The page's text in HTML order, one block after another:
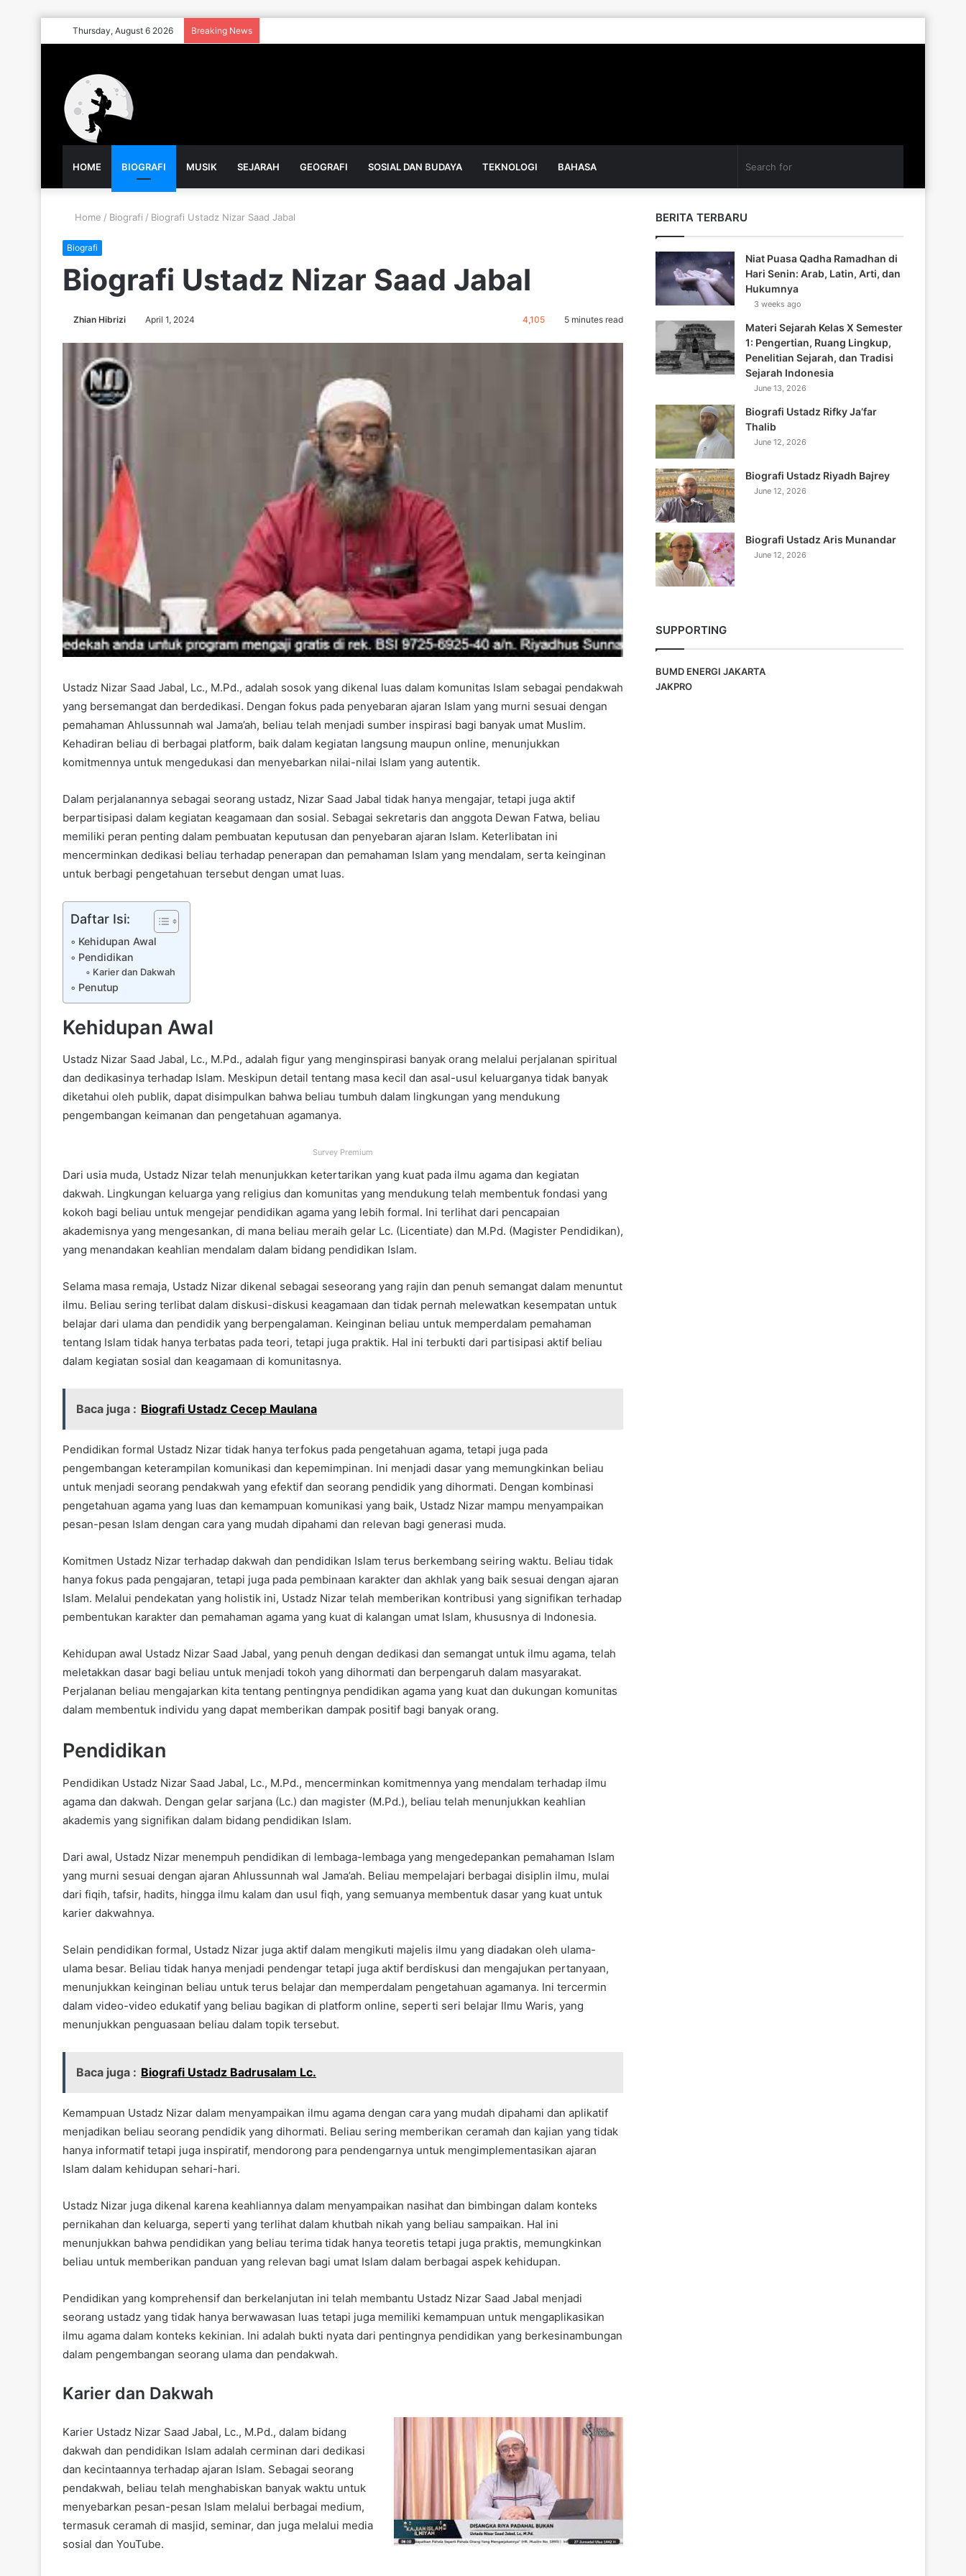
Thursday, August 6 2026 Breaking News
HOME BIOGRAFI MUSIK SEJARAH GEOGRAFI SOSIAL DAN BUDAYA TEKNOLOGI BAHASA
Home / Biografi / Biografi Ustadz Nizar Saad Jabal
Biografi
Biografi Ustadz Nizar Saad Jabal
Zhian Hibrizi April 1, 2024 4,105 5 minutes read
Ustadz Nizar Saad Jabal, Lc., M.Pd., adalah sosok yang dikenal luas dalam komunitas Islam sebagai pendakwah
yang bersemangat dan berdedikasi. Dengan fokus pada penyebaran ajaran Islam yang murni sesuai dengan
pemahaman Ahlussunnah wal Jama’ah, beliau telah menjadi sumber inspirasi bagi banyak umat Muslim.
Kehadiran beliau di berbagai platform, baik dalam kegiatan langsung maupun online, menunjukkan
komitmennya untuk mengedukasi dan menyebarkan nilai-nilai Islam yang autentik.
Dalam perjalanannya sebagai seorang ustadz, Nizar Saad Jabal tidak hanya mengajar, tetapi juga aktif
berpartisipasi dalam kegiatan keagamaan dan sosial. Sebagai sekretaris dan anggota Dewan Fatwa, beliau
memiliki peran penting dalam pembuatan keputusan dan penyebaran ajaran Islam. Keterlibatan ini
mencerminkan dedikasi beliau terhadap penerapan dan pemahaman Islam yang mendalam, serta keinginan
untuk berbagi pengetahuan tersebut dengan umat luas.
Daftar Isi:
Kehidupan Awal
Pendidikan
Karier dan Dakwah
Penutup
Kehidupan Awal
Ustadz Nizar Saad Jabal, Lc., M.Pd., adalah figur yang menginspirasi banyak orang melalui perjalanan spiritual
dan dedikasinya terhadap Islam. Meskipun detail tentang masa kecil dan asal-usul keluarganya tidak banyak
diketahui oleh publik, dapat disimpulkan bahwa beliau tumbuh dalam lingkungan yang mendukung
pengembangan keimanan dan pengetahuan agamanya.
Survey Premium
Dari usia muda, Ustadz Nizar telah menunjukkan ketertarikan yang kuat pada ilmu agama dan kegiatan
dakwah. Lingkungan keluarga yang religius dan komunitas yang mendukung telah membentuk fondasi yang
kokoh bagi beliau untuk mengejar pendidikan agama yang lebih formal. Ini terlihat dari pencapaian
akademisnya yang mengesankan, di mana beliau meraih gelar Lc. (Licentiate) dan M.Pd. (Magister Pendidikan),
yang menandakan keahlian mendalam dalam bidang pendidikan Islam.
Selama masa remaja, Ustadz Nizar dikenal sebagai seseorang yang rajin dan penuh semangat dalam menuntut
ilmu. Beliau sering terlibat dalam diskusi-diskusi keagamaan dan tidak pernah melewatkan kesempatan untuk
belajar dari ulama dan pendidik yang berpengalaman. Keinginan beliau untuk memperdalam pemahaman
tentang Islam tidak hanya terbatas pada teori, tetapi juga praktik. Hal ini terbukti dari partisipasi aktif beliau
dalam kegiatan sosial dan keagamaan di komunitasnya.
Baca juga : Biografi Ustadz Cecep Maulana
Pendidikan formal Ustadz Nizar tidak hanya terfokus pada pengetahuan agama, tetapi juga pada
pengembangan keterampilan komunikasi dan kepemimpinan. Ini menjadi dasar yang memungkinkan beliau
untuk menjadi seorang pendakwah yang efektif dan seorang pendidik yang dihormati. Dengan kombinasi
pengetahuan agama yang luas dan kemampuan komunikasi yang baik, Ustadz Nizar mampu menyampaikan
pesan-pesan Islam dengan cara yang mudah dipahami dan relevan bagi generasi muda.
Komitmen Ustadz Nizar terhadap dakwah dan pendidikan Islam terus berkembang seiring waktu. Beliau tidak
hanya fokus pada pengajaran, tetapi juga pada pembinaan karakter dan akhlak yang baik sesuai dengan ajaran
Islam. Melalui pendekatan yang holistik ini, Ustadz Nizar telah memberikan kontribusi yang signifikan terhadap
pembentukan karakter dan pemahaman agama yang kuat di kalangan umat Islam, khususnya di Indonesia.
Kehidupan awal Ustadz Nizar Saad Jabal, yang penuh dengan dedikasi dan semangat untuk ilmu agama, telah
meletakkan dasar bagi beliau untuk menjadi tokoh yang dihormati dan berpengaruh dalam masyarakat.
Perjalanan beliau mengajarkan kita tentang pentingnya pendidikan agama yang kuat dan dukungan komunitas
dalam membentuk individu yang dapat memberikan dampak positif bagi banyak orang.
Pendidikan
Pendidikan Ustadz Nizar Saad Jabal, Lc., M.Pd., mencerminkan komitmennya yang mendalam terhadap ilmu
agama dan dakwah. Dengan gelar sarjana (Lc.) dan magister (M.Pd.), beliau telah menunjukkan keahlian
akademis yang signifikan dalam bidang pendidikan Islam.
Dari awal, Ustadz Nizar menempuh pendidikan di lembaga-lembaga yang mengedepankan pemahaman Islam
yang murni sesuai dengan ajaran Ahlussunnah wal Jama’ah. Beliau mempelajari berbagai disiplin ilmu, mulai
dari fiqih, tafsir, hadits, hingga ilmu kalam dan usul fiqh, yang semuanya membentuk dasar yang kuat untuk
karier dakwahnya.
Selain pendidikan formal, Ustadz Nizar juga aktif dalam mengikuti majelis ilmu yang diadakan oleh ulama-
ulama besar. Beliau tidak hanya menjadi pendengar tetapi juga aktif berdiskusi dan mengajukan pertanyaan,
menunjukkan keinginan beliau untuk terus belajar dan memperdalam pengetahuan agamanya. Ini tercermin
dalam video-video edukatif yang beliau bagikan di platform online, seperti seri belajar Ilmu Waris, yang
menunjukkan penguasaan beliau dalam topik tersebut.
Baca juga : Biografi Ustadz Badrusalam Lc.
Kemampuan Ustadz Nizar dalam menyampaikan ilmu agama dengan cara yang mudah dipahami dan aplikatif
menjadikan beliau seorang pendidik yang dihormati. Beliau sering memberikan ceramah dan kajian yang tidak
hanya informatif tetapi juga inspiratif, mendorong para pendengarnya untuk mengimplementasikan ajaran
Islam dalam kehidupan sehari-hari.
Ustadz Nizar juga dikenal karena keahliannya dalam menyampaikan nasihat dan bimbingan dalam konteks
pernikahan dan keluarga, seperti yang terlihat dalam khutbah nikah yang beliau sampaikan. Hal ini
menunjukkan bahwa pendidikan yang beliau terima tidak hanya teoretis tetapi juga praktis, memungkinkan
beliau untuk memberikan panduan yang relevan bagi umat Islam dalam berbagai aspek kehidupan.
Pendidikan yang komprehensif dan berkelanjutan ini telah membantu Ustadz Nizar Saad Jabal menjadi
seorang ustadz yang tidak hanya berwawasan luas tetapi juga memiliki kemampuan untuk mengaplikasikan
ilmu agama dalam konteks kekinian. Ini adalah bukti nyata dari pentingnya pendidikan yang berkesinambungan
dalam pengembangan seorang ulama dan pendakwah.
Karier dan Dakwah
Karier Ustadz Nizar Saad Jabal, Lc., M.Pd., dalam bidang
dakwah dan pendidikan Islam adalah cerminan dari dedikasi
dan kecintaannya terhadap ajaran Islam. Sebagai seorang
pendakwah, beliau telah menghabiskan banyak waktu untuk
menyebarkan pesan-pesan Islam melalui berbagai medium,
termasuk ceramah di masjid, seminar, dan juga melalui media
sosial dan YouTube.
BERITA TERBARU
Niat Puasa Qadha Ramadhan di
Hari Senin: Arab, Latin, Arti, dan
Hukumnya
3 weeks ago
Materi Sejarah Kelas X Semester
1: Pengertian, Ruang Lingkup,
Penelitian Sejarah, dan Tradisi
Sejarah Indonesia
June 13, 2026
Biografi Ustadz Rifky Ja’far
Thalib
June 12, 2026
Biografi Ustadz Riyadh Bajrey
June 12, 2026
Biografi Ustadz Aris Munandar
June 12, 2026
SUPPORTING
BUMD ENERGI JAKARTA
JAKPRO